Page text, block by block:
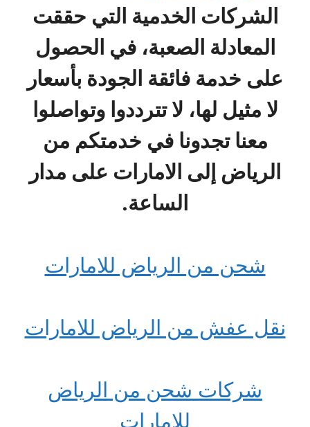
الشركات الخدمية التي حققت
المعادلة الصعبة، في الحصول
على خدمة فائقة الجودة بأسعار
لا مثيل لها، لا تترددوا وتواصلوا
معنا تجدونا في خدمتكم من
الرياض إلى الامارات على مدار
الساعة.
شحن من الرياض للامارات
نقل عفش من الرياض للامارات
شركات شحن من الرياض
للامارات